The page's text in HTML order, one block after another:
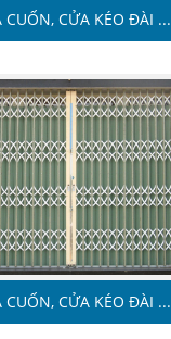
CUỐN, CỬA KÉO ĐÀI ...
CUỐN, CỬA KÉO ĐÀI ...